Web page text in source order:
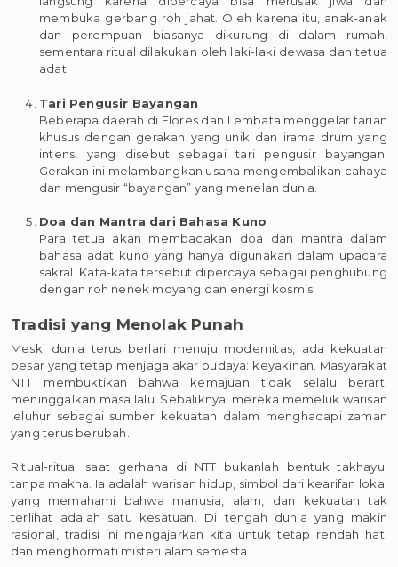
membuka gerbang roh jahat. Oleh karena itu, anak-anak
dan perempuan biasanya dikurung di dalam rumah,
sementara ritual dilakukan oleh laki-laki dewasa dan tetua
adat.
Tari Pengusir Bayangan
Beberapa daerah di Flores dan Lembata menggelar tarian
khusus dengan gerakan yang unik dan irama drum yang
intens, yang disebut sebagai tari pengusir bayangan.
Gerakan ini melambangkan usaha mengembalikan cahaya
dan mengusir “bayangan” yang menelan dunia.
Doa dan Mantra dari Bahasa Kuno
Para tetua akan membacakan doa dan mantra dalam
bahasa adat kuno yang hanya digunakan dalam upacara
sakral. Kata-kata tersebut dipercaya sebagai penghubung
dengan roh nenek moyang dan energi kosmis.
Tradisi yang Menolak Punah
Meski dunia terus berlari menuju modernitas, ada kekuatan
besar yang tetap menjaga akar budaya: keyakinan. Masyarakat
NTT membuktikan bahwa kemajuan tidak selalu berarti
meninggalkan masa lalu. Sebaliknya, mereka memeluk warisan
leluhur sebagai sumber kekuatan dalam menghadapi zaman
yang terus berubah.
Ritual-ritual saat gerhana di NTT bukanlah bentuk takhayul
tanpa makna. Ia adalah warisan hidup, simbol dari kearifan lokal
yang memahami bahwa manusia, alam, dan kekuatan tak
terlihat adalah satu kesatuan. Di tengah dunia yang makin
rasional, tradisi ini mengajarkan kita untuk tetap rendah hati
dan menghormati misteri alam semesta.